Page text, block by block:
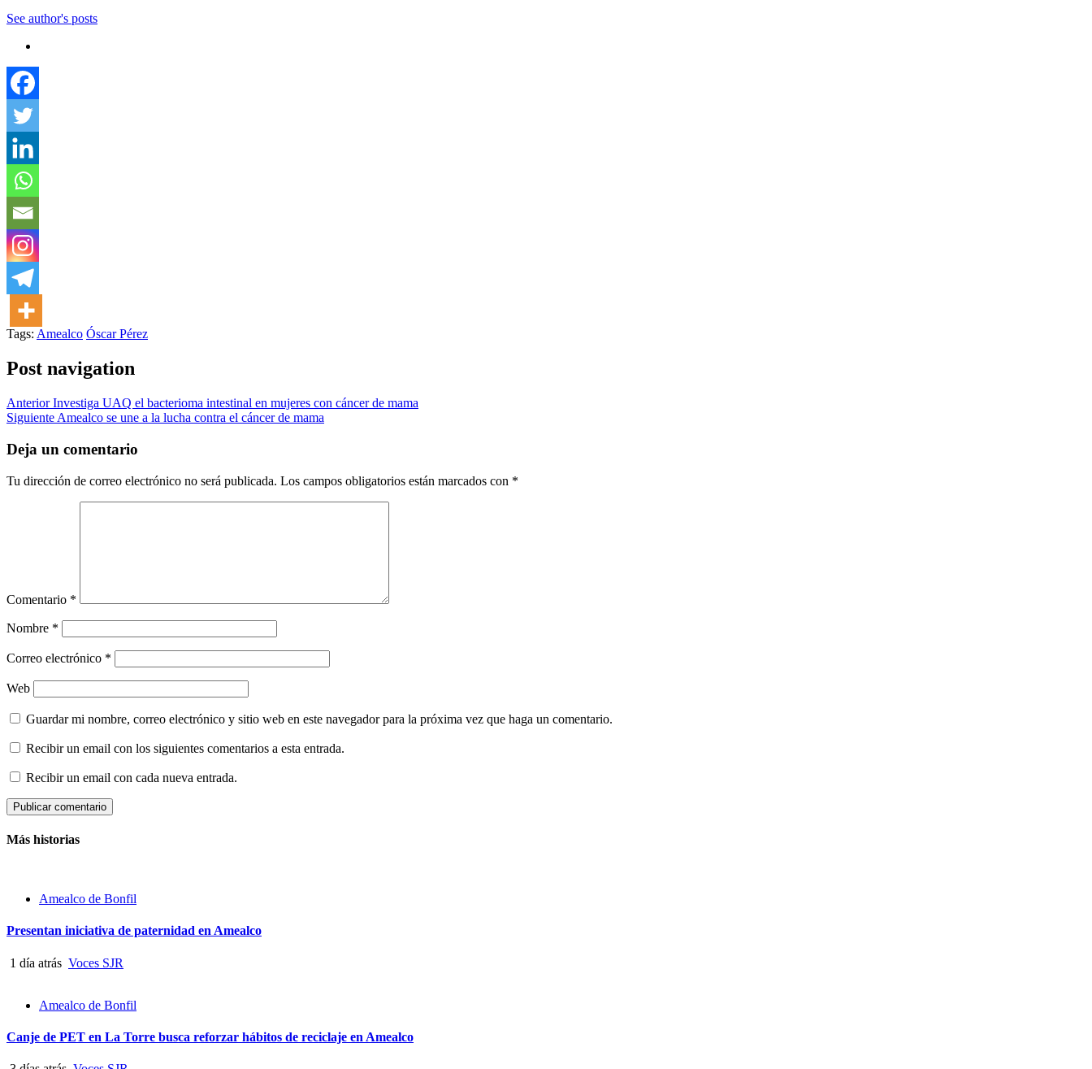
See author's posts
Tags: Amealco Óscar Pérez
Post navigation
AnteriorInvestiga UAQ el bacterioma intestinal en mujeres con cáncer de mama
Siguiente Amealco se une a la lucha contra el cáncer de mama
Deja un comentario
Tu dirección de correo electrónico no será publicada. Los campos obligatorios están marcados con *
Comentario *
Nombre *
Correo electrónico *
Web
Guardar mi nombre, correo electrónico y sitio web en este navegador para la próxima vez que haga un comentario.
Recibir un email con los siguientes comentarios a esta entrada.
Recibir un email con cada nueva entrada.
Más historias
Amealco de Bonfil
Presentan iniciativa de paternidad en Amealco
1 día atrás Voces SJR
Amealco de Bonfil
Canje de PET en La Torre busca reforzar hábitos de reciclaje en Amealco